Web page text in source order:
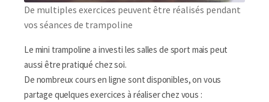
De multiples exercices peuvent être réalisés pendant
vos séances de trampoline
Le mini trampoline a investi les salles de sport mais peut
aussi être pratiqué chez soi.
De nombreux cours en ligne sont disponibles, on vous
partage quelques exercices à réaliser chez vous :